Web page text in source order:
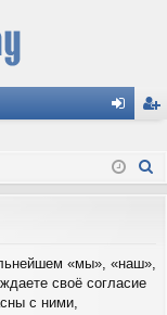
д ис
ия
«мы», «наш»,
своё согласие
с ними,